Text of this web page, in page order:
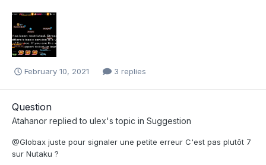
February 10, 2021 3 replies
Question
Atahanor replied to ulex's topic in Suggestion
@Globax juste pour signaler une petite erreur C'est pas plutôt 7
sur Nutaku ?